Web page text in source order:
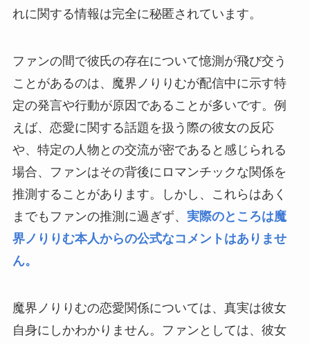
れに関する情報は完全に秘匿されています。
ファンの間で彼氏の存在について憶測が飛び交う
ことがあるのは、魔界ノりりむが配信中に示す特
定の発言や行動が原因であることが多いです。例
えば、恋愛に関する話題を扱う際の彼女の反応
や、特定の人物との交流が密であると感じられる
場合、ファンはその背後にロマンチックな関係を
推測することがあります。しかし、これらはあく
までもファンの推測に過ぎず、 実際のところは魔
界ノりりむ本人からの公式なコメントはありませ
ん。
魔界ノりりむの恋愛関係については、真実は彼女
自身にしかわかりません。ファンとしては、彼女